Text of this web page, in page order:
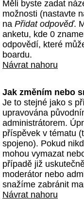
Měli byste zadat
možnosti (nastavte
na Přidat odpověď.
anketu, kde 0
odpovědí, které
boardu.
Návrat nahoru
Jak změním nebo
Je to stejné jako s
upravována
administrátorem.
příspěvek v tématu
spojeno). Pokud
mohou vymazat
případě již
moderátor nebo
snažíme zabránit
Návrat nahoru